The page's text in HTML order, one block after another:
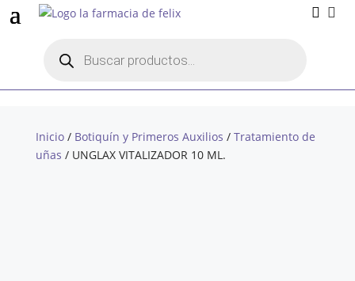
 
productos
Inicio/ Botiquín y Primeros Auxilios / Tratamiento de
uñas / UNGLAX VITALIZADOR 10 ML.